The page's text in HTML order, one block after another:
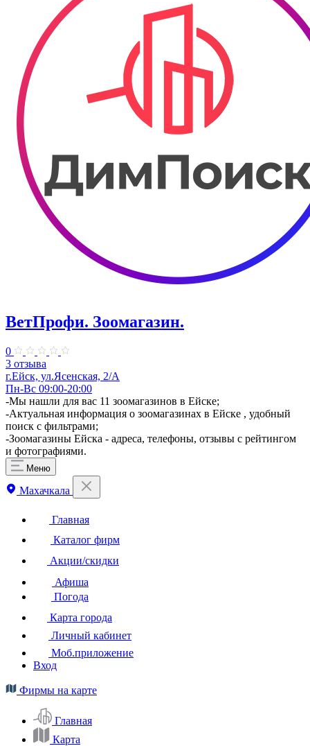
ВетПрофи. Зоомагазин.
0
3 отзыва
г.Ейск, ул.Ясенская, 2/А
Пн-Вс 09:00-20:00
-Мы нашли для вас 11 зоомагазинов в Ейске;
-Актуальная информация о зоомагазинах в Ейске , удобный
поиск с фильтрами;
-Зоомагазины Ейска - адреса, телефоны, отзывы с рейтингом
и фотографиями.
Меню
Махачкала
Главная
Каталог фирм
Акции/скидки
Афиша
Погода
Карта города
Личный кабинет
Моб.приложение
Вход
Фирмы на карте
Главная
Карта